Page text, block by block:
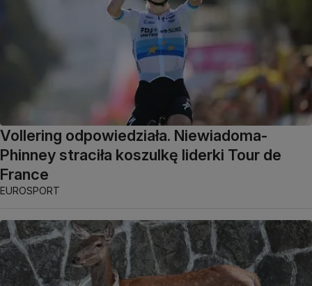
Vollering odpowiedziała. Niewiadoma-
Phinney straciła koszulkę liderki Tour de
France
EUROSPORT